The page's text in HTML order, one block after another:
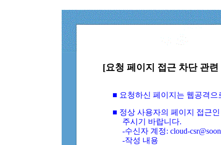
[요청 페이지 접근 차단 관
■ 요청하신 페이지는 웹공격
■ 정상 사용자의 페이지 접근
주시기 바랍니다.
-수신자 계정: cloud-
-작성 내용